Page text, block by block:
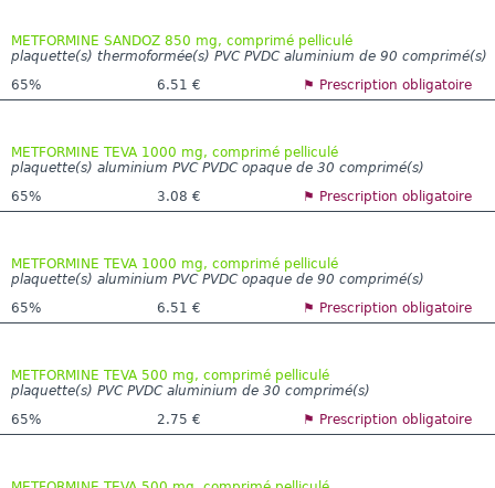
METFORMINE SANDOZ 850 mg, comprimé pelliculé
plaquette(s) thermoformée(s) PVC PVDC aluminium de 90 comprimé(s)
65%
6.51 € ⚑ Prescription obligatoire
METFORMINE TEVA 1000 mg, comprimé pelliculé
plaquette(s) aluminium PVC PVDC opaque de 30 comprimé(s)
65%
3.08 € ⚑ Prescription obligatoire
METFORMINE TEVA 1000 mg, comprimé pelliculé
plaquette(s) aluminium PVC PVDC opaque de 90 comprimé(s)
65%
6.51 € ⚑ Prescription obligatoire
METFORMINE TEVA 500 mg, comprimé pelliculé
plaquette(s) PVC PVDC aluminium de 30 comprimé(s)
65%
2.75 € ⚑ Prescription obligatoire